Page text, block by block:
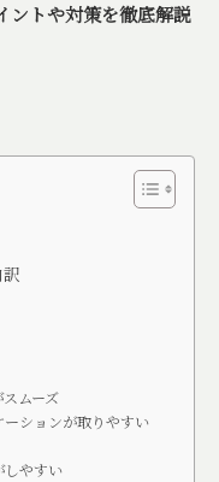
ントや対策を徹底解説
ムーズ
ションが取りやすい
やすい